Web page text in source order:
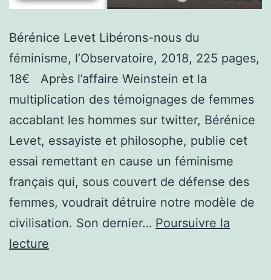
Bérénice Levet Libérons-nous du
féminisme, l’Observatoire, 2018, 225 pages,
18€ Après l’affaire Weinstein et la
multiplication des témoignages de femmes
accablant les hommes sur twitter, Bérénice
Levet, essayiste et philosophe, publie cet
essai remettant en cause un féminisme
français qui, sous couvert de défense des
femmes, voudrait détruire notre modèle de
civilisation. Son dernier… Poursuivre la
lecture